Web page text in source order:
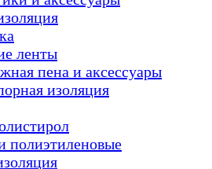
ленты
пена и аксессуары
изоляция
полиэтиленовые